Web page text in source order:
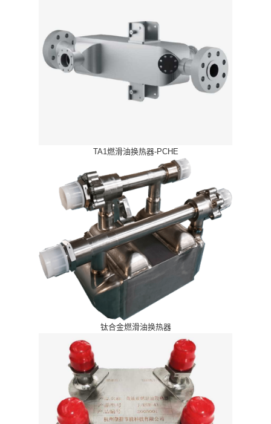
TA1燃滑油换热器-PCHE
钛合金燃滑油换热器